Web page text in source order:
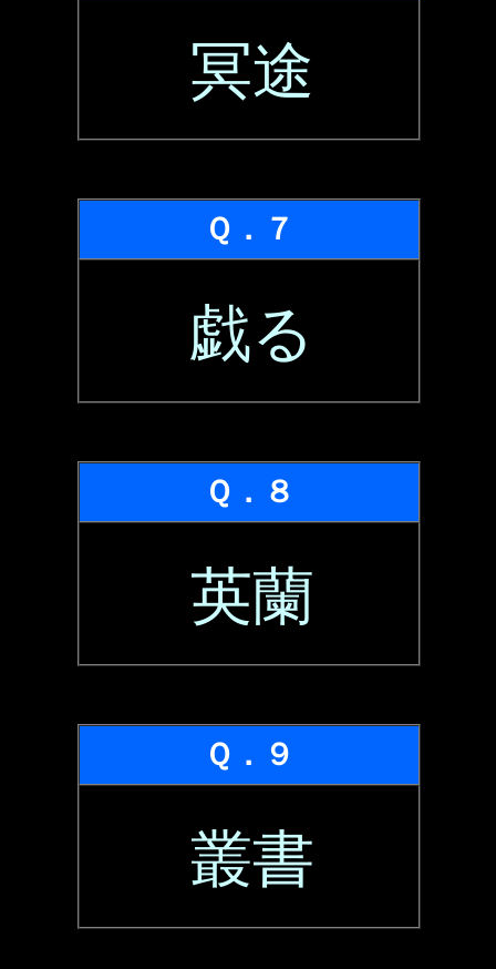
冥途
Ｑ．７
戯る
Ｑ．８
英蘭
Ｑ．９
叢書